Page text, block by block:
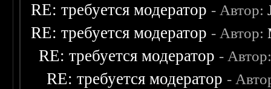
RE: требуется модератор - Автор:
RE: требуется модератор - Автор:
RE: требуется модератор -
RE: требуется модератор -